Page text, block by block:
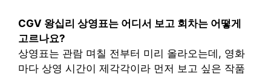
CGV 왕십리 상영표는 어디서 보고 회차는 어떻게
고르나요?
상영표는 관람 며칠 전부터 미리 올라오는데, 영화
마다 상영 시간이 제각각이라 먼저 보고 싶은 작품